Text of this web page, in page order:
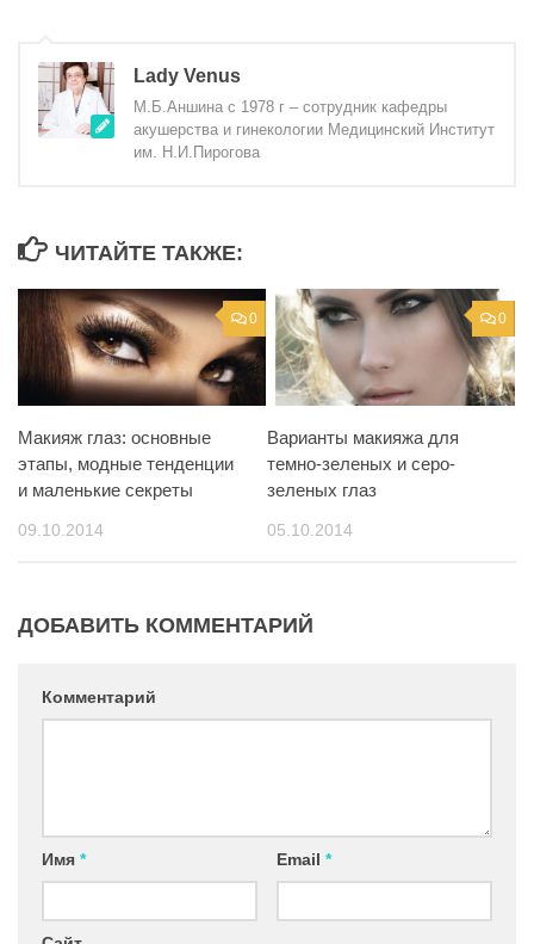
Lady Venus
М.Б.Аншина с 1978 г – сотрудник кафедры
акушерства и гинекологии Медицинский Институт
им. Н.И.Пирогова
ЧИТАЙТЕ ТАКЖЕ:
0
Макияж глаз: основные
этапы, модные тенденции
и маленькие секреты
09.10.2014
0
Варианты макияжа для
темно-зеленых и серо-
зеленых глаз
05.10.2014
ДОБАВИТЬ КОММЕНТАРИЙ
Комментарий
Имя * Email *